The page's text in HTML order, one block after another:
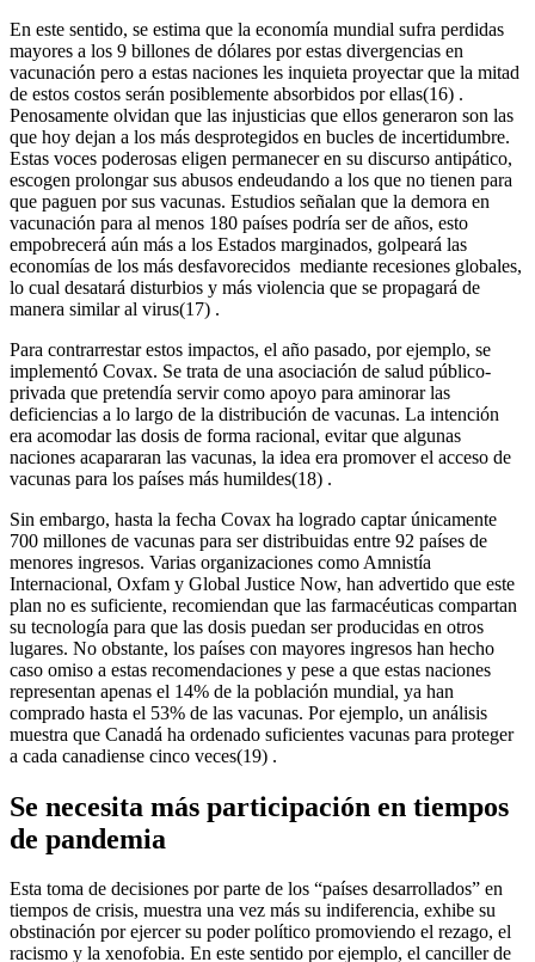
En este sentido, se estima que la economía mundial sufra perdidas
mayores a los 9 billones de dólares por estas divergencias en
vacunación pero a estas naciones les inquieta proyectar que la mitad
de estos costos serán posiblemente absorbidos por ellas(16) .
Penosamente olvidan que las injusticias que ellos generaron son las
que hoy dejan a los más desprotegidos en bucles de incertidumbre.
Estas voces poderosas eligen permanecer en su discurso antipático,
escogen prolongar sus abusos endeudando a los que no tienen para
que paguen por sus vacunas. Estudios señalan que la demora en
vacunación para al menos 180 países podría ser de años, esto
empobrecerá aún más a los Estados marginados, golpeará las
economías de los más desfavorecidos mediante recesiones globales,
lo cual desatará disturbios y más violencia que se propagará de
manera similar al virus(17) .
Para contrarrestar estos impactos, el año pasado, por ejemplo, se
implementó Covax. Se trata de una asociación de salud público-
privada que pretendía servir como apoyo para aminorar las
deficiencias a lo largo de la distribución de vacunas. La intención
era acomodar las dosis de forma racional, evitar que algunas
naciones acapararan las vacunas, la idea era promover el acceso de
vacunas para los países más humildes(18) .
Sin embargo, hasta la fecha Covax ha logrado captar únicamente
700 millones de vacunas para ser distribuidas entre 92 países de
menores ingresos. Varias organizaciones como Amnistía
Internacional, Oxfam y Global Justice Now, han advertido que este
plan no es suficiente, recomiendan que las farmacéuticas compartan
su tecnología para que las dosis puedan ser producidas en otros
lugares. No obstante, los países con mayores ingresos han hecho
caso omiso a estas recomendaciones y pese a que estas naciones
representan apenas el 14% de la población mundial, ya han
comprado hasta el 53% de las vacunas. Por ejemplo, un análisis
muestra que Canadá ha ordenado suficientes vacunas para proteger
a cada canadiense cinco veces(19) .
Se necesita más participación en tiempos
de pandemia
Esta toma de decisiones por parte de los “países desarrollados” en
tiempos de crisis, muestra una vez más su indiferencia, exhibe su
obstinación por ejercer su poder político promoviendo el rezago, el
racismo y la xenofobia. En este sentido por ejemplo, el canciller de